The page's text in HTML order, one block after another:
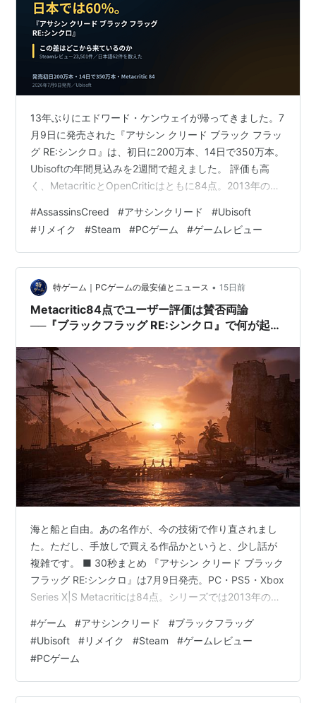
13年ぶりにエドワード・ケンウェイが帰ってきました。7
月9日に発売された『アサシン クリード ブラック フラッ
グ RE:シンクロ』は、初日に200万本、14日で350万本。
Ubisoftの年間見込みを2週間で超えました。 評価も高
く、MetacriticとOpenCriticはともに84点。2013年のオ
Steamのレビューを言語別に見ると、風景が変わりま
す。全体は「やや好評」。日本語レビューだけが「賛否
両論」です。 この記事では、その差がどこから来ている
のかを、数字と実際のレビューから追いかけます。 世界
は79%、日本は60%。その差を数え…
#AssassinsCreed #アサシンクリード #Ubisoft
#リメイク #Steam #PCゲーム #ゲームレビュー
特ゲーム｜PCゲームの最安値とニュース • 15日前
Metacritic84点でユーザー評価は賛否両論
──『ブラックフラッグ RE:シンクロ』で何が起き
海と船と自由。あの名作が、今の技術で作り直されまし
た。ただし、手放しで買える作品かというと、少し話が
複雑です。 ■ 30秒まとめ 『アサシン クリード ブラック
フラッグ RE:シンクロ』は7月9日発売。PC・PS5・Xbox
Series X|S Metacriticは84点。シリーズでは2013年の初
リメイク。最新のAnvilエンジンで再构築され、戦闘・ス
テルス・移動・UIまで作り直し 主導はUbisoft
Singapore。初代の海戦パートを作ったチームそのもの
ユーザー評価は早々に「賛否両論」へ。理由はゲームの
中身ではない Stea…
#ゲーム #アサシンクリード #ブラックフラッグ
#Ubisoft #リメイク #Steam #ゲームレビュー
#PCゲーム